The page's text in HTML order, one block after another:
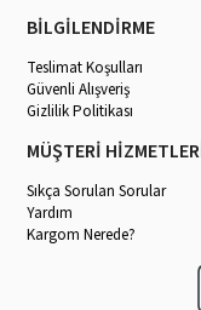
BİLGİLENDİRME
Teslimat Koşulları
Güvenli Alışveriş
Gizlilik Politikası
MÜŞTERİ
Sıkça Sorulan Sorular
Yardım
Kargom Nerede?